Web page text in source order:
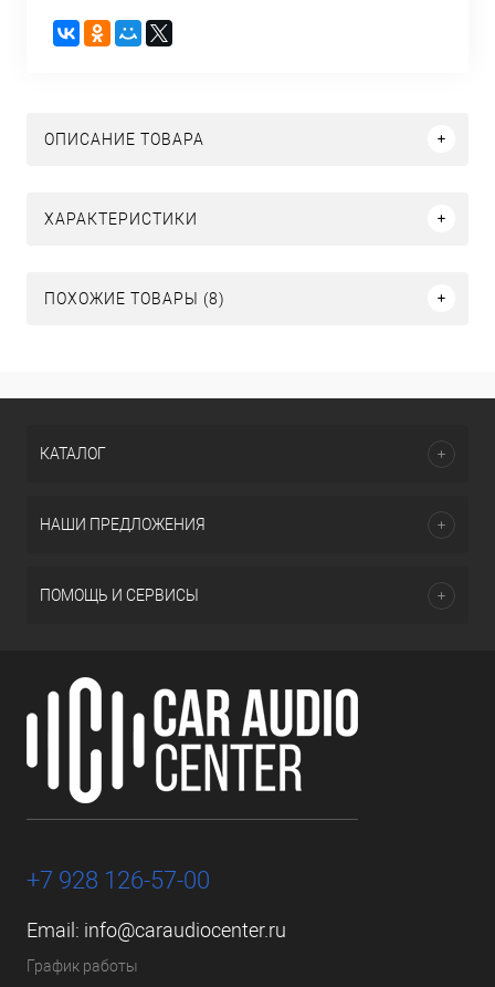
ОПИСАНИЕ ТОВАРА
ХАРАКТЕРИСТИКИ
ПОХОЖИЕ ТОВАРЫ (8)
КАТАЛОГ
НАШИ ПРЕДЛОЖЕНИЯ
ПОМОЩЬ И СЕРВИСЫ
+7 928 126-57-00
Email: info@caraudiocenter.ru
График работы